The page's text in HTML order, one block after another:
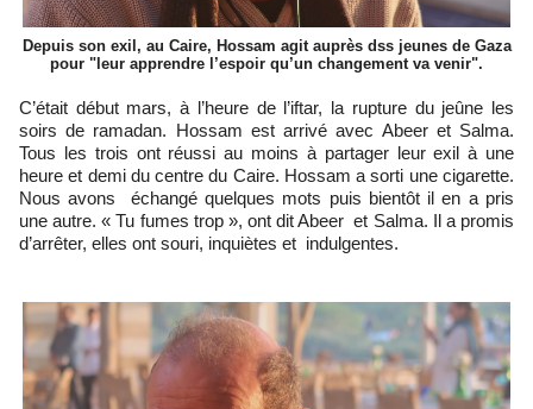
Depuis son exil, au Caire, Hossam agit auprès dss jeunes de Gaza
pour "leur apprendre l’espoir qu’un changement va venir".
C’était début mars, à l’heure de l’iftar, la rupture du jeûne les
soirs de ramadan. Hossam est arrivé avec Abeer et Salma.
Tous les trois ont réussi au moins à partager leur exil à une
heure et demi du centre du Caire. Hossam a sorti une cigarette.
Nous avons échangé quelques mots puis bientôt il en a pris
une autre. « Tu fumes trop », ont dit Abeer et Salma. Il a promis
d’arrêter, elles ont souri, inquiètes et indulgentes.